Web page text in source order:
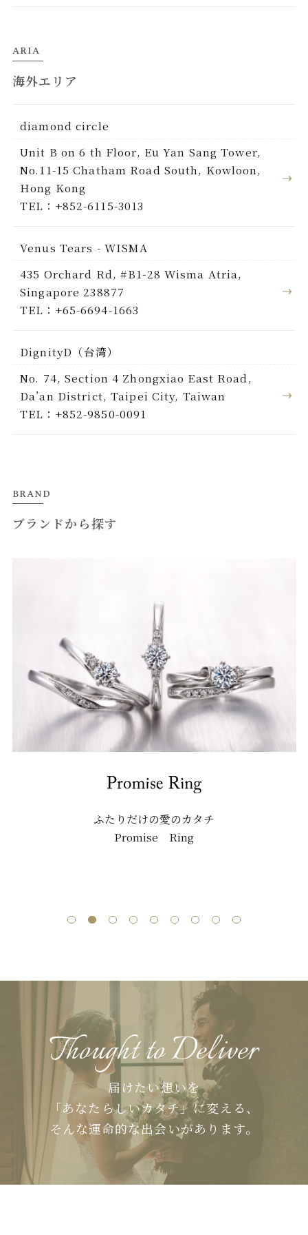
ARIA
海外エリア
diamond circle
Unit B on 6 th Floor, Eu Yan Sang Tower,
No.11-15 Chatham Road South, Kowloon,
Hong Kong
TEL：+852-6115-3013
Venus Tears - WISMA
435 Orchard Rd, #B1-28 Wisma Atria,
Singapore 238877
TEL：+65-6694-1663
DignityD（台湾）
No. 74, Section 4 Zhongxiao East Road,
Da’an District, Taipei City, Taiwan
TEL：+852-9850-0091
BRAND
ブランドから探す
ふたりだけの愛のカタチ
Promise Ring
Thought to Deliver
届けたい想いを
「あなたらしいカタチ」に変える、
そんな運命的な出会いがあります。